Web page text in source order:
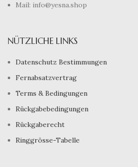
Mail: info@yesna.shop
NÜTZLICHE LINKS
Datenschutz Bestimmungen
Fernabsatzvertrag
Terms & Bedingungen
Rückgabebedingungen
Rückgaberecht
Ringgrösse-Tabelle